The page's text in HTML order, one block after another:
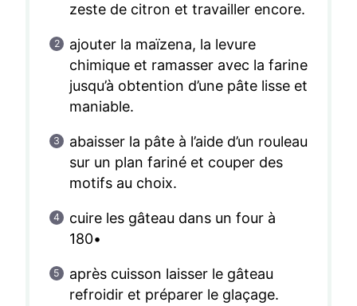
zeste de citron et travailler encore.
ajouter la maïzena, la levure
chimique et ramasser avec la farine
jusqu’à obtention d’une pâte lisse et
maniable.
abaisser la pâte à l’aide d’un rouleau
sur un plan fariné et couper des
motifs au choix.
cuire les gâteau dans un four à
180•
après cuisson laisser le gâteau
refroidir et préparer le glaçage.